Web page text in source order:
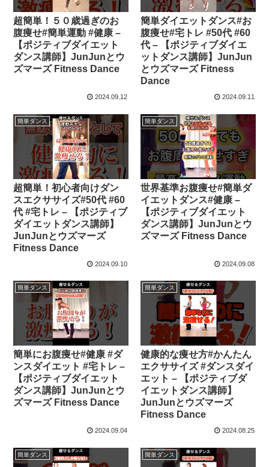
超簡単！５０歳過ぎのお
腹痩せ#簡単運動 #健康 –
【ポジティブダイエット
ダンス講師】JunJunとウ
ズマーズ Fitness Dance
2024.09.12
簡単ダイエットダンス#お
腹痩せ#宅トレ #50代 #60
代 – 【ポジティブダイエ
ットダンス講師】JunJun
とウズマーズ Fitness
Dance
2024.09.11
簡単ダンス
超簡単！初心者向けダン
スエクササイズ#50代 #60
代 #宅トレ – 【ポジティブ
ダイエットダンス講師】
JunJunとウズマーズ
Fitness Dance
2024.09.10
簡単ダンス
世界基準お腹痩せ#簡単ダ
イエットダンス#健康 –
【ポジティブダイエット
ダンス講師】JunJunとウ
ズマーズ Fitness Dance
2024.09.08
簡単ダンス
簡単にお腹痩せ#健康 #ダ
ンスダイエット #宅トレ –
【ポジティブダイエット
ダンス講師】JunJunとウ
ズマーズ Fitness Dance
2024.09.04
簡単ダンス
健康的な痩せ方#かんたん
エクササイズ #ダンスダイ
エット – 【ポジティブダ
イエットダンス講師】
JunJunとウズマーズ
Fitness Dance
2024.08.25
簡単ダンス 簡単ダンス